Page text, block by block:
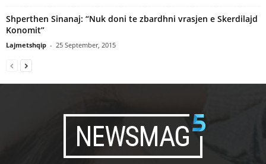
Shperthen Sinanaj: “Nuk doni te zbardhni vrasjen e Skerdilajd
Konomit”
Lajmetshqip - 25 September, 2015